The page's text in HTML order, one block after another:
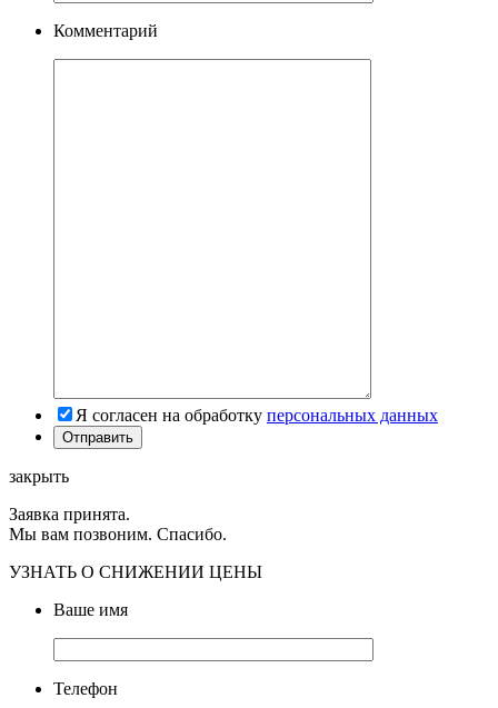
Комментарий
Я согласен на обработку персональных данных
закрыть
Заявка принята.
Мы вам позвоним. Спасибо.
УЗНАТЬ О СНИЖЕНИИ ЦЕНЫ
Ваше имя
Телефон